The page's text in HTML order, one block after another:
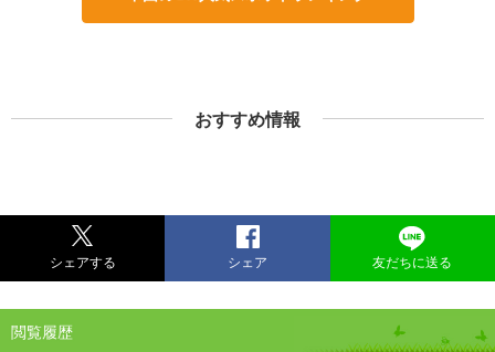
おすすめ情報
シェアする シェア 友だちに送る
閲覧履歴